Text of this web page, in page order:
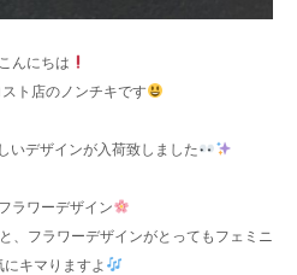
んにちは
ト店のノンチキです
いデザインが入荷致しました
ラワーデザイン
、フラワーデザインがとってもフェミニ
にキマりますよ